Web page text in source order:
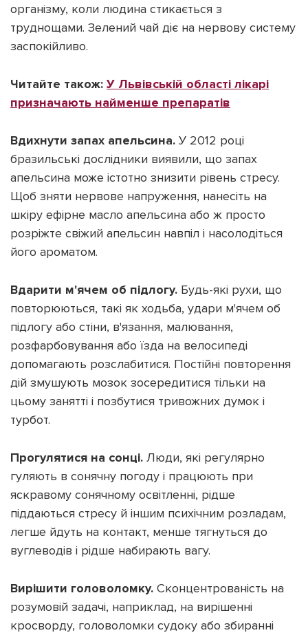
організму, коли людина стикається з
труднощами. Зелений чай діє на нервову систему
заспокійливо.
Читайте також: У Львівській області лікарі
призначають найменше препаратів
Вдихнути запах апельсина. У 2012 році
бразильські дослідники виявили, що запах
апельсина може істотно знизити рівень стресу.
Щоб зняти нервове напруження, нанесіть на
шкіру ефірне масло апельсина або ж просто
розріжте свіжий апельсин навпіл і насолодіться
його ароматом.
Вдарити м'ячем об підлогу. Будь-які рухи, що
повторюються, такі як ходьба, удари м'ячем об
підлогу або стіни, в'язання, малювання,
розфарбовування або їзда на велосипеді
допомагають розслабитися. Постійні повторення
дій змушують мозок зосередитися тільки на
цьому занятті і позбутися тривожних думок і
турбот.
Прогулятися на сонці. Люди, які регулярно
гуляють в сонячну погоду і працюють при
яскравому сонячному освітленні, рідше
піддаються стресу й іншим психічним розладам,
легше йдуть на контакт, менше тягнуться до
вуглеводів і рідше набирають вагу.
Вирішити головоломку. Сконцентрованість на
розумовій задачі, наприклад, на вирішенні
кросворду, головоломки судоку або збиранні